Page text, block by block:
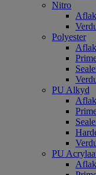
Nitro
Polyester
PU Alkyd
PU